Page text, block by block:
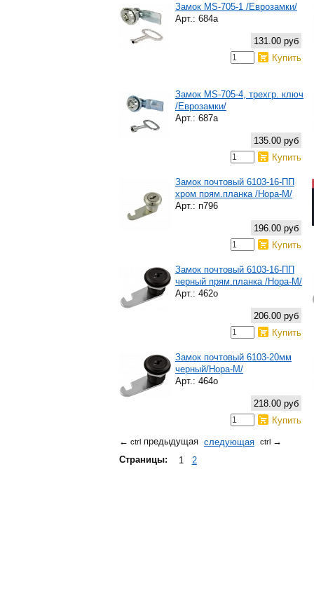
Замок MS-705-1 /Еврозамки/
Арт.: 684а
131.00 руб
Купить
Замок MS-705-4, трехгр. ключ
/Еврозамки/
Арт.: 687а
135.00 руб
Купить
Замок почтовый 6103-16-ПП
хром прям.планка /Нора-М/
Арт.: п796
196.00 руб
Купить
Замок почтовый 6103-16-ПП
черный прям.планка /Нора-М/
Арт.: 462о
206.00 руб
Купить
Замок почтовый 6103-20мм
черный/Нора-М/
Арт.: 464о
218.00 руб
Купить
← ctrl предыдущая следующая ctrl →
Страницы: 1 2